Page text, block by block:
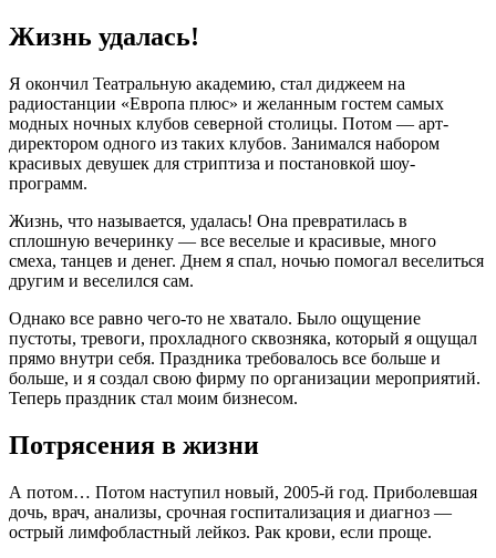
Жизнь удалась!
Я окончил Театральную академию, стал диджеем на
радиостанции «Европа плюс» и желанным гостем самых
модных ночных клубов северной столицы. Потом — арт-
директором одного из таких клубов. Занимался набором
красивых девушек для стриптиза и постановкой шоу-
программ.
Жизнь, что называется, удалась! Она превратилась в
сплошную вечеринку — все веселые и красивые, много
смеха, танцев и денег. Днем я спал, ночью помогал веселиться
другим и веселился сам.
Однако все равно чего-то не хватало. Было ощущение
пустоты, тревоги, прохладного сквозняка, который я ощущал
прямо внутри себя. Праздника требовалось все больше и
больше, и я создал свою фирму по организации мероприятий.
Теперь праздник стал моим бизнесом.
Потрясения в жизни
А потом… Потом наступил новый, 2005-й год. Приболевшая
дочь, врач, анализы, срочная госпитализация и диагноз —
острый лимфобластный лейкоз. Рaк крови, если проще.